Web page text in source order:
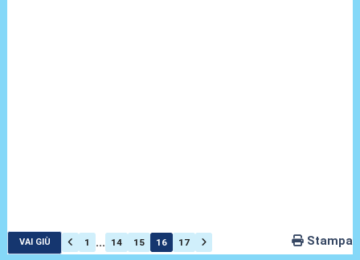
VAI GIÙ 1 ... 14 15 16 17 Stampa